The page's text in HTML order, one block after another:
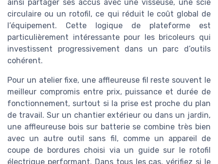
ainsi partager ses accus avec une visseuse, une scie
circulaire ou un rotofil, ce qui réduit le coût global de
l’équipement. Cette logique de plateforme est
particulièrement intéressante pour les bricoleurs qui
investissent progressivement dans un parc d’outils
cohérent.
Pour un atelier fixe, une affleureuse fil reste souvent le
meilleur compromis entre prix, puissance et durée de
fonctionnement, surtout si la prise est proche du plan
de travail. Sur un chantier extérieur ou dans un jardin,
une affleureuse bois sur batterie se combine très bien
avec un autre outil sans fil, comme un appareil de
coupe de bordures choisi via un guide sur le rotofil
électrique performant. Dans tous les cas, vérifiez si le